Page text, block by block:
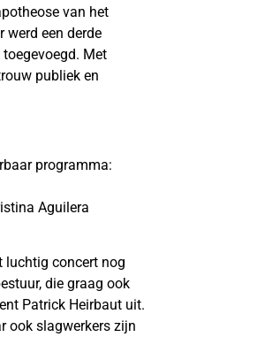
van het
werd een derde
Met
publiek en
programma:
Aguilera
luchtig concert nog
die graag ook
Patrick Heirbaut uit.
ook slagwerkers zijn